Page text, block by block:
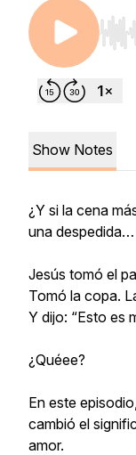
Use
Show Notes
¿Y si la cena
una
Jesús tomó el
Tomó la copa.
Y dijo: “Esto es
¿Quéee?
En este
cambió el
amor.